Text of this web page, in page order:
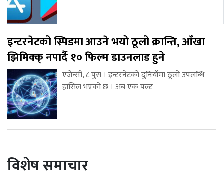
इन्टरनेटको स्पिडमा आउने भयो ठूलो क्रान्ति, आँखा
झिमिक्क् नपार्दै १० फिल्म डाउनलाड हुने
एजेन्सी, ८ पुस । इन्टरनेटको दुनियाँमा ठूलो उपलब्धि
हासिल भएको छ । अब एक पल्ट
विशेष समाचार